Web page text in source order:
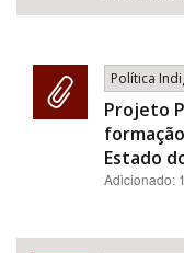
Política
Projeto
Estado
Adicionado: